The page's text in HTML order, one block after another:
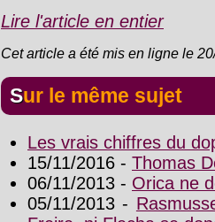
Lire l'article en entier
Cet article a été mis en ligne le
Sur le même sujet
Les vrais chiffres du
15/11/2016 - Thomas
06/11/2013 - Orica ne
05/11/2013 -